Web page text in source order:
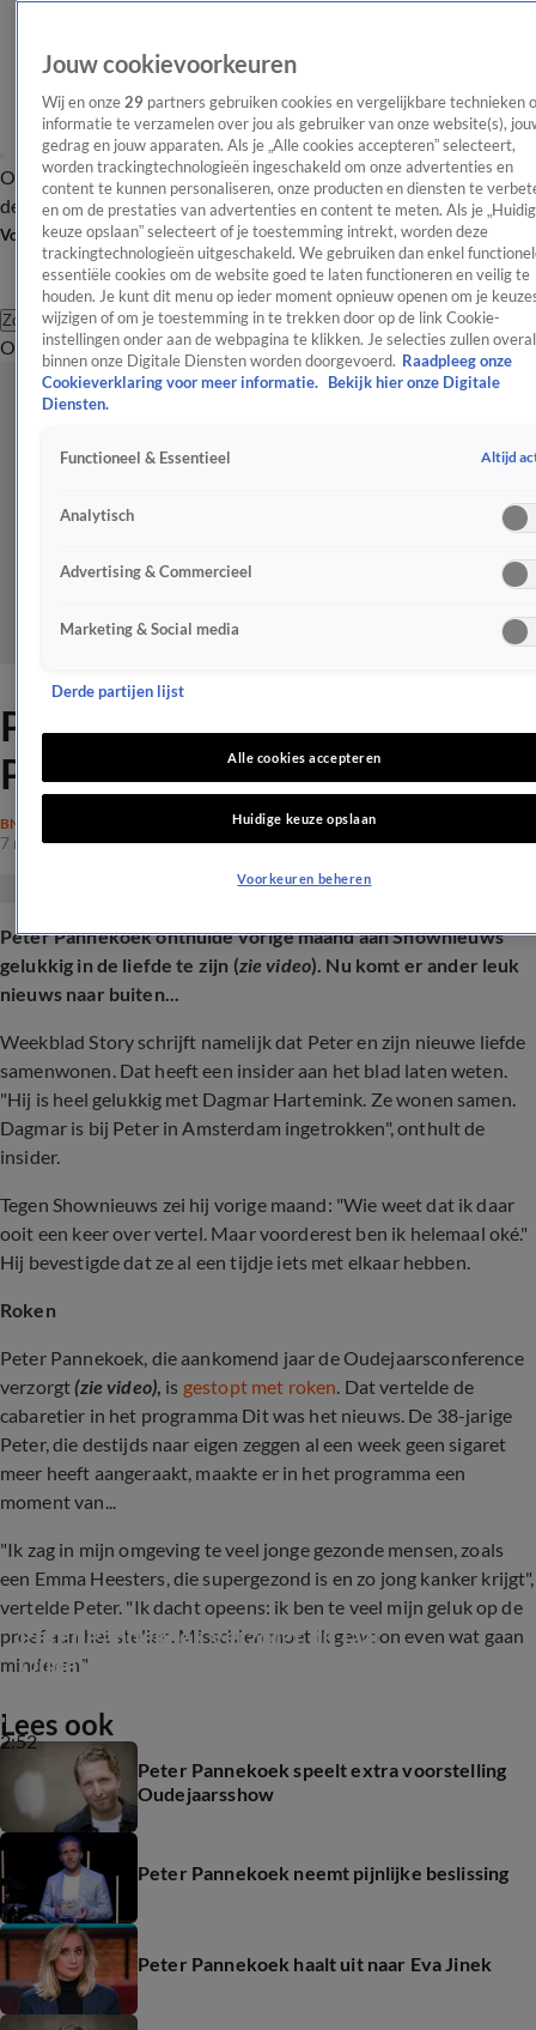
OverzichtAfleveringen Entertainment TV Algemeen
Tip
de redactieNieuwsbrief
Volg Shownieuws
Zoeken
OverzichtEntertainmentSpraakmakendRealityCrimeVideo's
Prachtig liefdesnieuws voor
Peter Pannekoek
BN'ERS
7 mrt 2025, 17:31
Peter Pannekoek onthulde vorige maand aan Shownieuws
gelukkig in de liefde te zijn (zie video). Nu komt er ander leuk
nieuws naar buiten...
Weekblad Story schrijft namelijk dat Peter en zijn nieuwe liefde
samenwonen. Dat heeft een insider aan het blad laten weten.
"Hij is heel gelukkig met Dagmar Hartemink. Ze wonen samen.
Dagmar is bij Peter in Amsterdam ingetrokken", onthult de
insider.
Tegen Shownieuws zei hij vorige maand: "Wie weet dat ik daar
ooit een keer over vertel. Maar voorderest ben ik helemaal oké."
Hij bevestigde dat ze al een tijdje iets met elkaar hebben.
Roken
Peter Pannekoek, die aankomend jaar de Oudejaarsconference
verzorgt(zie video), is gestopt met roken. Dat vertelde de
cabaretier in het programma Dit was het nieuws. De 38-jarige
Peter, die destijds naar eigen zeggen al een week geen sigaret
meer heeft aangeraakt, maakte er in het programma een
moment van...
"Ik zag in mijn omgeving te veel jonge gezonde mensen, zoals
een Emma Heesters, die supergezond is en zo jong kanker krijgt",
vertelde Peter. "Ik dacht opeens: ik ben te veel mijn geluk op de
proef aan het stellen. Misschien moet ik gewoon even wat gaan
minderen."
2:52
Peter Pannekoek verzorgt dit jaar
Oudejaarsconference op NPO 1
Lees ook
Peter Pannekoek speelt extra voorstelling
Oudejaarsshow
Peter Pannekoek neemt pijnlijke beslissing
Peter Pannekoek haalt uit naar Eva Jinek
Jouw cookievoorkeuren
Wij en onze 29 partners gebruiken cookies en vergelijkbare technieken
informatie te verzamelen over jou als gebruiker van onze website(s),
gedrag en jouw apparaten. Als je „Alle cookies accepteren” selecteert,
worden trackingtechnologieën ingeschakeld om onze advertenties en
content te kunnen personaliseren, onze producten en diensten te
en om de prestaties van advertenties en content te meten. Als je
keuze opslaan” selecteert of je toestemming intrekt, worden deze
trackingtechnologieën uitgeschakeld. We gebruiken dan enkel
essentiële cookies om de website goed te laten functioneren en veilig te
houden. Je kunt dit menu op ieder moment opnieuw openen om je
wijzigen of om je toestemming in te trekken door op de link Cookie-
instellingen onder aan de webpagina te klikken. Je selecties zullen overal
binnen onze Digitale Diensten worden doorgevoerd. Raadpleeg onze
Cookieverklaring voor meer informatie.
Bekijk hier onze Digitale
Diensten.
Functioneel & Essentieel Altijd
Analytisch
Advertising & Commercieel
Marketing & Social media
Derde partijen lijst
Alle cookies accepteren
Huidige keuze opslaan
Voorkeuren beheren